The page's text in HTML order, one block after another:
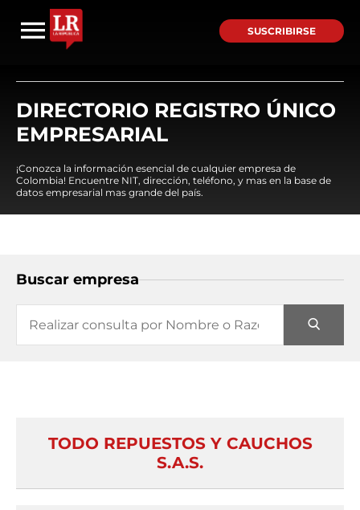
SUSCRIBIRSE
DIRECTORIO REGISTRO ÚNICO
EMPRESARIAL
¡Conozca la información esencial de cualquier empresa de
Colombia! Encuentre NIT, dirección, teléfono, y mas en la base de
datos empresarial mas grande del país.
Buscar empresa
TODO REPUESTOS Y CAUCHOS
S.A.S.